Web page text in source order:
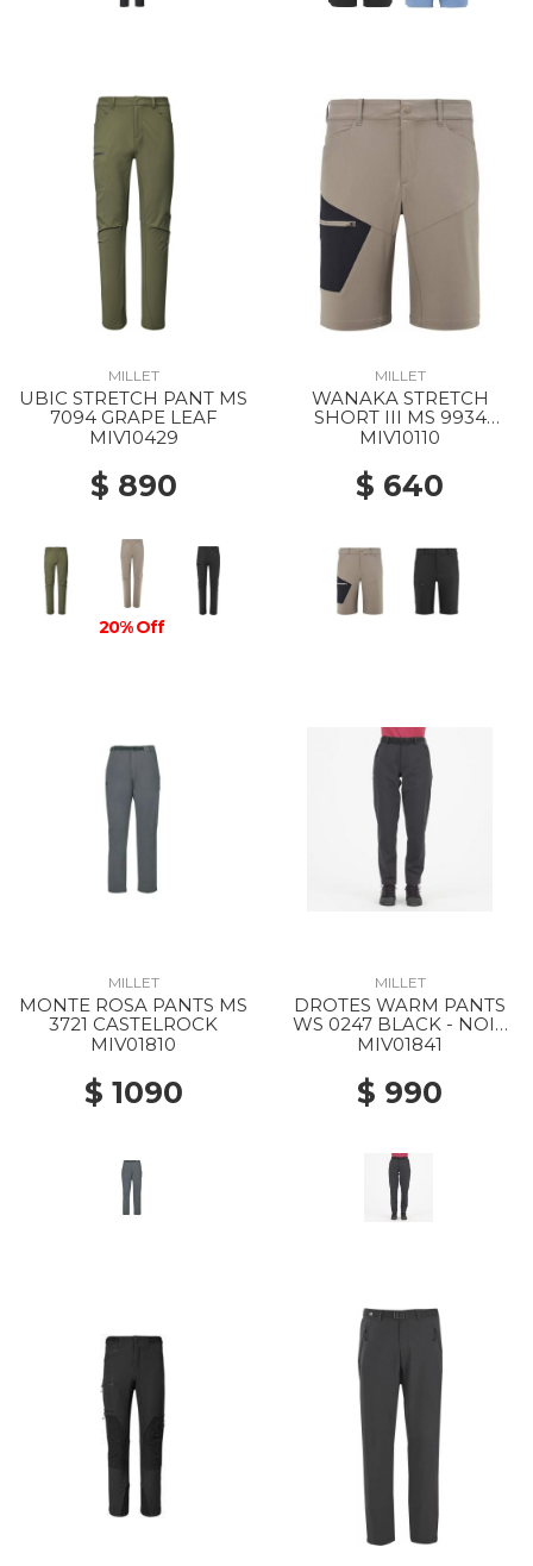
MILLET
UBIC STRETCH PANT MS
7094 GRAPE LEAF
MIV10429
$ 890
20% Off
MILLET
WANAKA STRETCH
SHORT III MS 9934
DORITE/BLACK
MIV10110
$ 640
MILLET
MONTE ROSA PANTS MS
3721 CASTELROCK
MIV01810
$ 1090
MILLET
DROTES WARM PANTS
WS 0247 BLACK - NOIR
NEW
MIV01841
$ 990